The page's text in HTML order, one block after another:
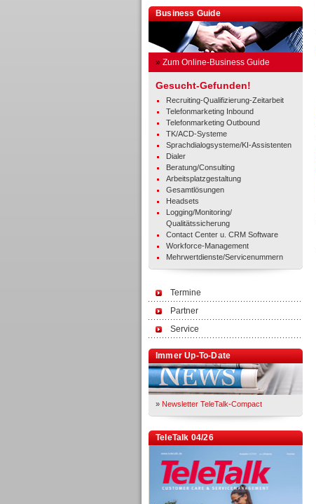
Business Guide
» Zum Online-Business Guide
Gesucht-Gefunden!
Recruiting-Qualifizierung-Zeitarbeit
Telefonmarketing Inbound
Telefonmarketing Outbound
TK/ACD-Systeme
Sprachdialogsysteme/KI-Assistenten
Dialer
Beratung/Consulting
Arbeitsplatzgestaltung
Gesamtlösungen
Headsets
Logging/Monitoring/
Qualitätssicherung
Contact Center u. CRM Software
Workforce-Management
Mehrwertdienste/Servicenummern
Termine
Partner
Service
Immer Up-To-Date
» Newsletter TeleTalk-Compact
TeleTalk 04/26